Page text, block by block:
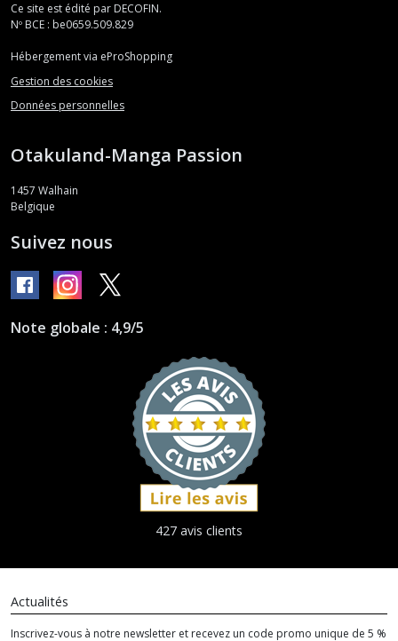
Ce site est édité par DECOFIN.
Nº BCE : be0659.509.829
Hébergement via eProShopping
Gestion des cookies
Données personnelles
Otakuland-Manga Passion
1457 Walhain
Belgique
Suivez nous
Note globale : 4,9/5
427 avis clients
Actualités
Inscrivez-vous à notre newsletter et recevez un code promo unique de 5 %